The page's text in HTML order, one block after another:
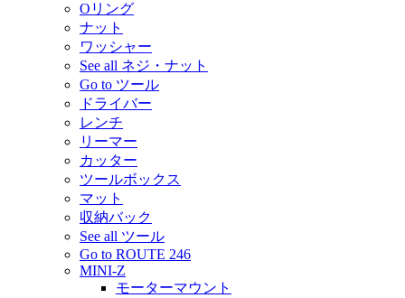
Oリング
ナット
ワッシャー
See all ネジ・ナット
Go to ツール
ドライバー
レンチ
リーマー
カッター
ツールボックス
マット
収納バック
See all ツール
Go to ROUTE 246
MINI-Z
モーターマウント